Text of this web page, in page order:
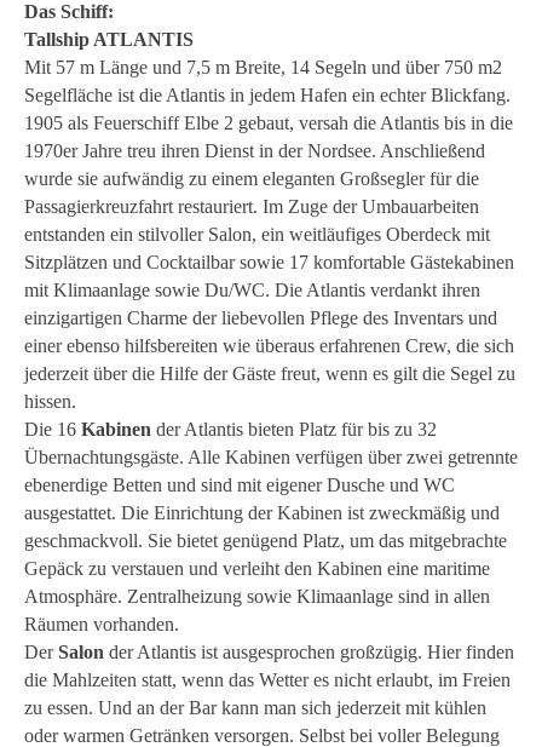
Das Schiff:
Tallship ATLANTIS
Mit 57 m Länge und 7,5 m Breite, 14 Segeln und über 750 m2
Segelfläche ist die Atlantis in jedem Hafen ein echter Blickfang.
1905 als Feuerschiff Elbe 2 gebaut, versah die Atlantis bis in die
1970er Jahre treu ihren Dienst in der Nordsee. Anschließend
wurde sie aufwändig zu einem eleganten Großsegler für die
Passagierkreuzfahrt restauriert. Im Zuge der Umbauarbeiten
entstanden ein stilvoller Salon, ein weitläufiges Oberdeck mit
Sitzplätzen und Cocktailbar sowie 17 komfortable Gästekabinen
mit Klimaanlage sowie Du/WC. Die Atlantis verdankt ihren
einzigartigen Charme der liebevollen Pflege des Inventars und
einer ebenso hilfsbereiten wie überaus erfahrenen Crew, die sich
jederzeit über die Hilfe der Gäste freut, wenn es gilt die Segel zu
hissen.
Die 16 Kabinen der Atlantis bieten Platz für bis zu 32
Übernachtungsgäste. Alle Kabinen verfügen über zwei getrennte
ebenerdige Betten und sind mit eigener Dusche und WC
ausgestattet. Die Einrichtung der Kabinen ist zweckmäßig und
geschmackvoll. Sie bietet genügend Platz, um das mitgebrachte
Gepäck zu verstauen und verleiht den Kabinen eine maritime
Atmosphäre. Zentralheizung sowie Klimaanlage sind in allen
Räumen vorhanden.
DerSalon der Atlantis ist ausgesprochen großzügig. Hier finden
die Mahlzeiten statt, wenn das Wetter es nicht erlaubt, im Freien
zu essen. Und an der Bar kann man sich jederzeit mit kühlen
oder warmen Getränken versorgen. Selbst bei voller Belegung